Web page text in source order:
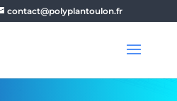
contact@polyplantoulon.fr